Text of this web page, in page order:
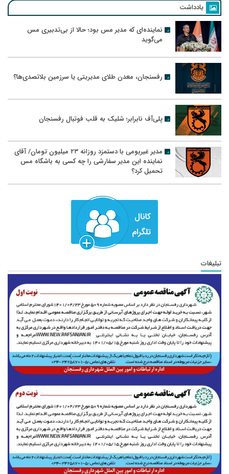
یادداشت
نماینده‌ای که مدیر مس بود؛ حالا از بی‌تدبیری مس
می‌گوید
رفسنجان، معدن طلای مدیریتی یا سرزمین بلاتصدی‌ها؟
پلی‌آف نابرابر؛ شلیک به قلب فوتبال رفسنجان
مدیر غیربومی با دستمزد روزانه ۲۳ میلیون تومان/ آقای
نماینده این مدیر سفارشی را چه کسی به باشگاه مس
تحمیل کرد؟
تبلیغات